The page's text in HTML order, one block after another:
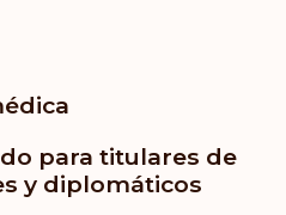
para titulares de
y diplomáticos